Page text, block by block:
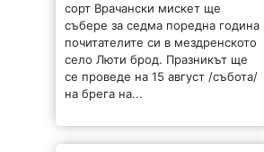
сорт Врачански мискет ще
събере за седма поредна година
почитателите си в мездренското
село Люти брод. Празникът ще
се проведе на 15 август /събота/
на брега на...